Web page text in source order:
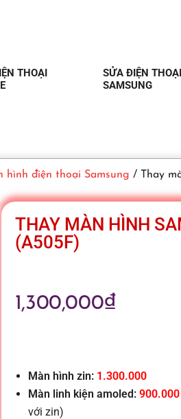
THOẠI
SỬA ĐIỆN THOẠI
SAMSUNG
hình điện thoại Samsung / Thay
THAY MÀN HÌNH
(A505F)
1,300,000₫
Màn hình zin: 1.300.000
Màn linh kiện amoled: 900.000
với zin)